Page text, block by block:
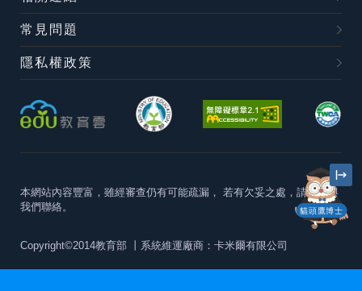
貓頭鷹博士
常見問題
隱私權政策
本網站內容豐富，雖經審查仍有可能疏漏， 若有欠妥之處，請隨時與
我們聯絡。
Copyright©2014教育部 丨系統維運廠商：卡米爾有限公司